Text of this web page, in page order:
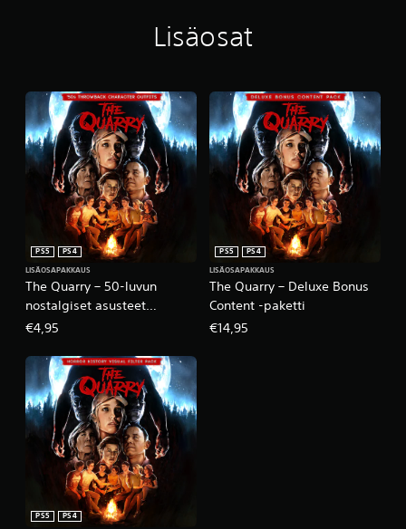
Lisäosat
The Quarry – 50-luvun
nostalgiset asusteet
hahmoille
PS5
PS4
LISÄOSAPAKKAUS
€4,95
The Quarry – Deluxe Bonus
Content -paketti
PS5
PS4
LISÄOSAPAKKAUS
€14,95
PS5
PS4